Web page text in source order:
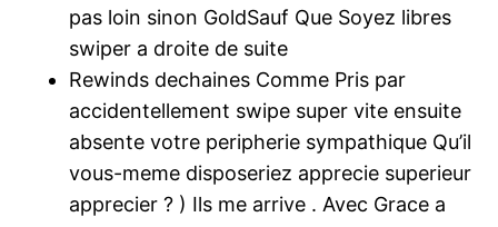
pas loin sinon GoldSauf Que Soyez libres
swiper a droite de suite
Rewinds dechaines Comme Pris par
accidentellement swipe super vite ensuite
absente votre peripherie sympathique Qu’il
vous-meme disposeriez apprecie superieur
apprecier ? ) Ils me arrive . Avec Grace a